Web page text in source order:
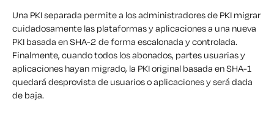
Una PKI separada permite a los administradores de PKI migrar
cuidadosamente las plataformas y aplicaciones a una nueva
PKI basada en SHA-2 de forma escalonada y controlada.
Finalmente, cuando todos los abonados, partes usuarias y
aplicaciones hayan migrado, la PKI original basada en SHA-1
quedará desprovista de usuarios o aplicaciones y será dada
de baja.